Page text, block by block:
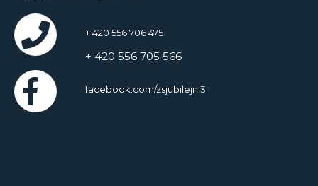
+ 420 556 706 475
+ 420 556 705 566
facebook.com/zsjubilejni3